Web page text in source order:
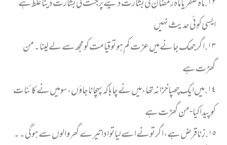
ایسی کوئی حدیث نہیں
١٣. اگر جھک جانے میں عزت کم ہو تو قیامت کو مجھ سے لے لینا۔ من
گھڑت ہے
١٤. میں ایک چھپا خزانہ تھا،میں نے چاہا کہ پہچانا جاؤں، سو میں نے کائنات
کو پیدا کیا- من گھڑت ہے
١٥. زنا قرض ہے ، اگر تو نے اسے لیا تو ادا تیرے گھر والوں سے ہوگی۔۔